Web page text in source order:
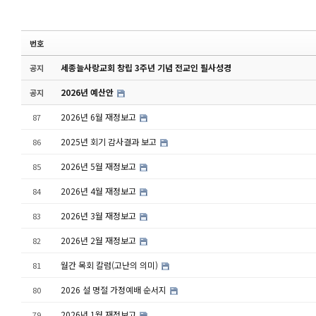
번호
공지 세종늘사랑교회 창립 3주년 기념 전교인 필사성경
공지 2026년 예산안
87 2026년 6월 재정보고
86 2025년 회기 감사결과 보고
85 2026년 5월 재정보고
84 2026년 4월 재정보고
83 2026년 3월 재정보고
82 2026년 2월 재정보고
81 월간 목회 칼럼(고난의 의미)
80 2026 설 명절 가정예배 순서지